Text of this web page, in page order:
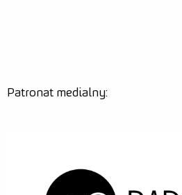
Patronat medialny: